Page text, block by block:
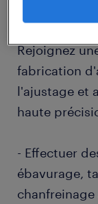
Que diriez-
Rejoignez
fabrication
l'ajustage et
haute
- Effectuer
ébavurage,